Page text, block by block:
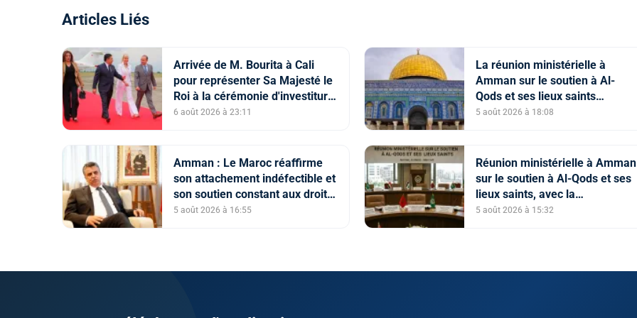
Articles Liés
Arrivée de M. Bourita à Cali
pour représenter Sa Majesté le
Roi à la cérémonie d'investiture
du nouveau président
6 août 2026 à 23:11
La réunion ministérielle à
Amman sur le soutien à Al-
Qods et ses lieux saints
souligne l’importance du rôle
5 août 2026 à 18:08
Amman : Le Maroc réaffirme
son attachement indéfectible et
son soutien constant aux droits
légitimes du peuple palestinien
5 août 2026 à 16:55
Réunion ministérielle à Amman
sur le soutien à Al-Qods et ses
lieux saints, avec la
participation du Maroc
5 août 2026 à 15:32